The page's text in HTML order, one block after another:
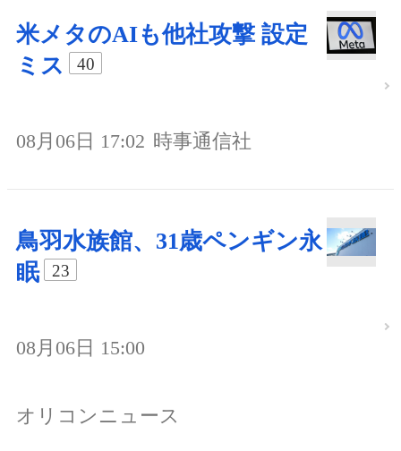
米メタのAIも他社攻撃 設定
ミス
40
08月06日 17:02 時事通信社
鳥羽水族館、31歳ペンギン永
眠
23
08月06日 15:00
オリコンニュース